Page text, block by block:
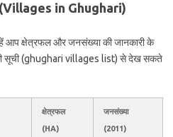
(Villages in Ghughari)
आप क्षेत्रफल और जनसंख्या की जानकारी के
की सूची (ghughari villages list) से देख सकते
क्षेत्रफल
(HA)
जनसंख्या
(2011)